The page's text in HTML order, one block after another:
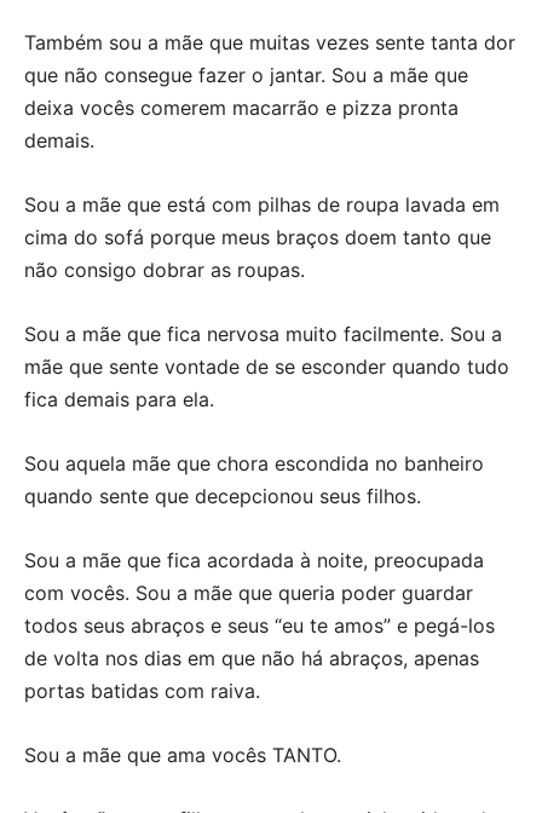
Também sou a mãe que muitas vezes sente tanta dor
que não consegue fazer o jantar. Sou a mãe que
deixa vocês comerem macarrão e pizza pronta
demais.
Sou a mãe que está com pilhas de roupa lavada em
cima do sofá porque meus braços doem tanto que
não consigo dobrar as roupas.
Sou a mãe que fica nervosa muito facilmente. Sou a
mãe que sente vontade de se esconder quando tudo
fica demais para ela.
Sou aquela mãe que chora escondida no banheiro
quando sente que decepcionou seus filhos.
Sou a mãe que fica acordada à noite, preocupada
com vocês. Sou a mãe que queria poder guardar
todos seus abraços e seus “eu te amos” e pegá-los
de volta nos dias em que não há abraços, apenas
portas batidas com raiva.
Sou a mãe que ama vocês TANTO.